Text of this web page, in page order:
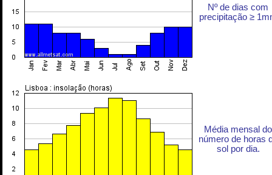
Nº de dias com
precipitação ≥
Média mensal do
número de horas
sol por dia.